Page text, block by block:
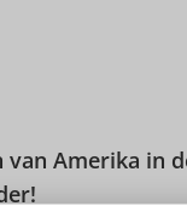
van Amerika in